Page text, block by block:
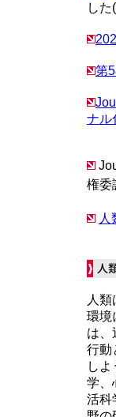
した
第
ナル
権委
人
人
環境
は、
行動
し
学、
活科